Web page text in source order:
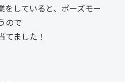
をしていると、ポーズモー
ので
てました！